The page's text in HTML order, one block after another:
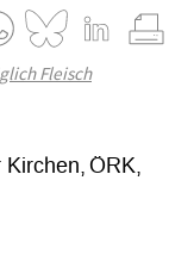
Fleisch
Kirchen ÖRK